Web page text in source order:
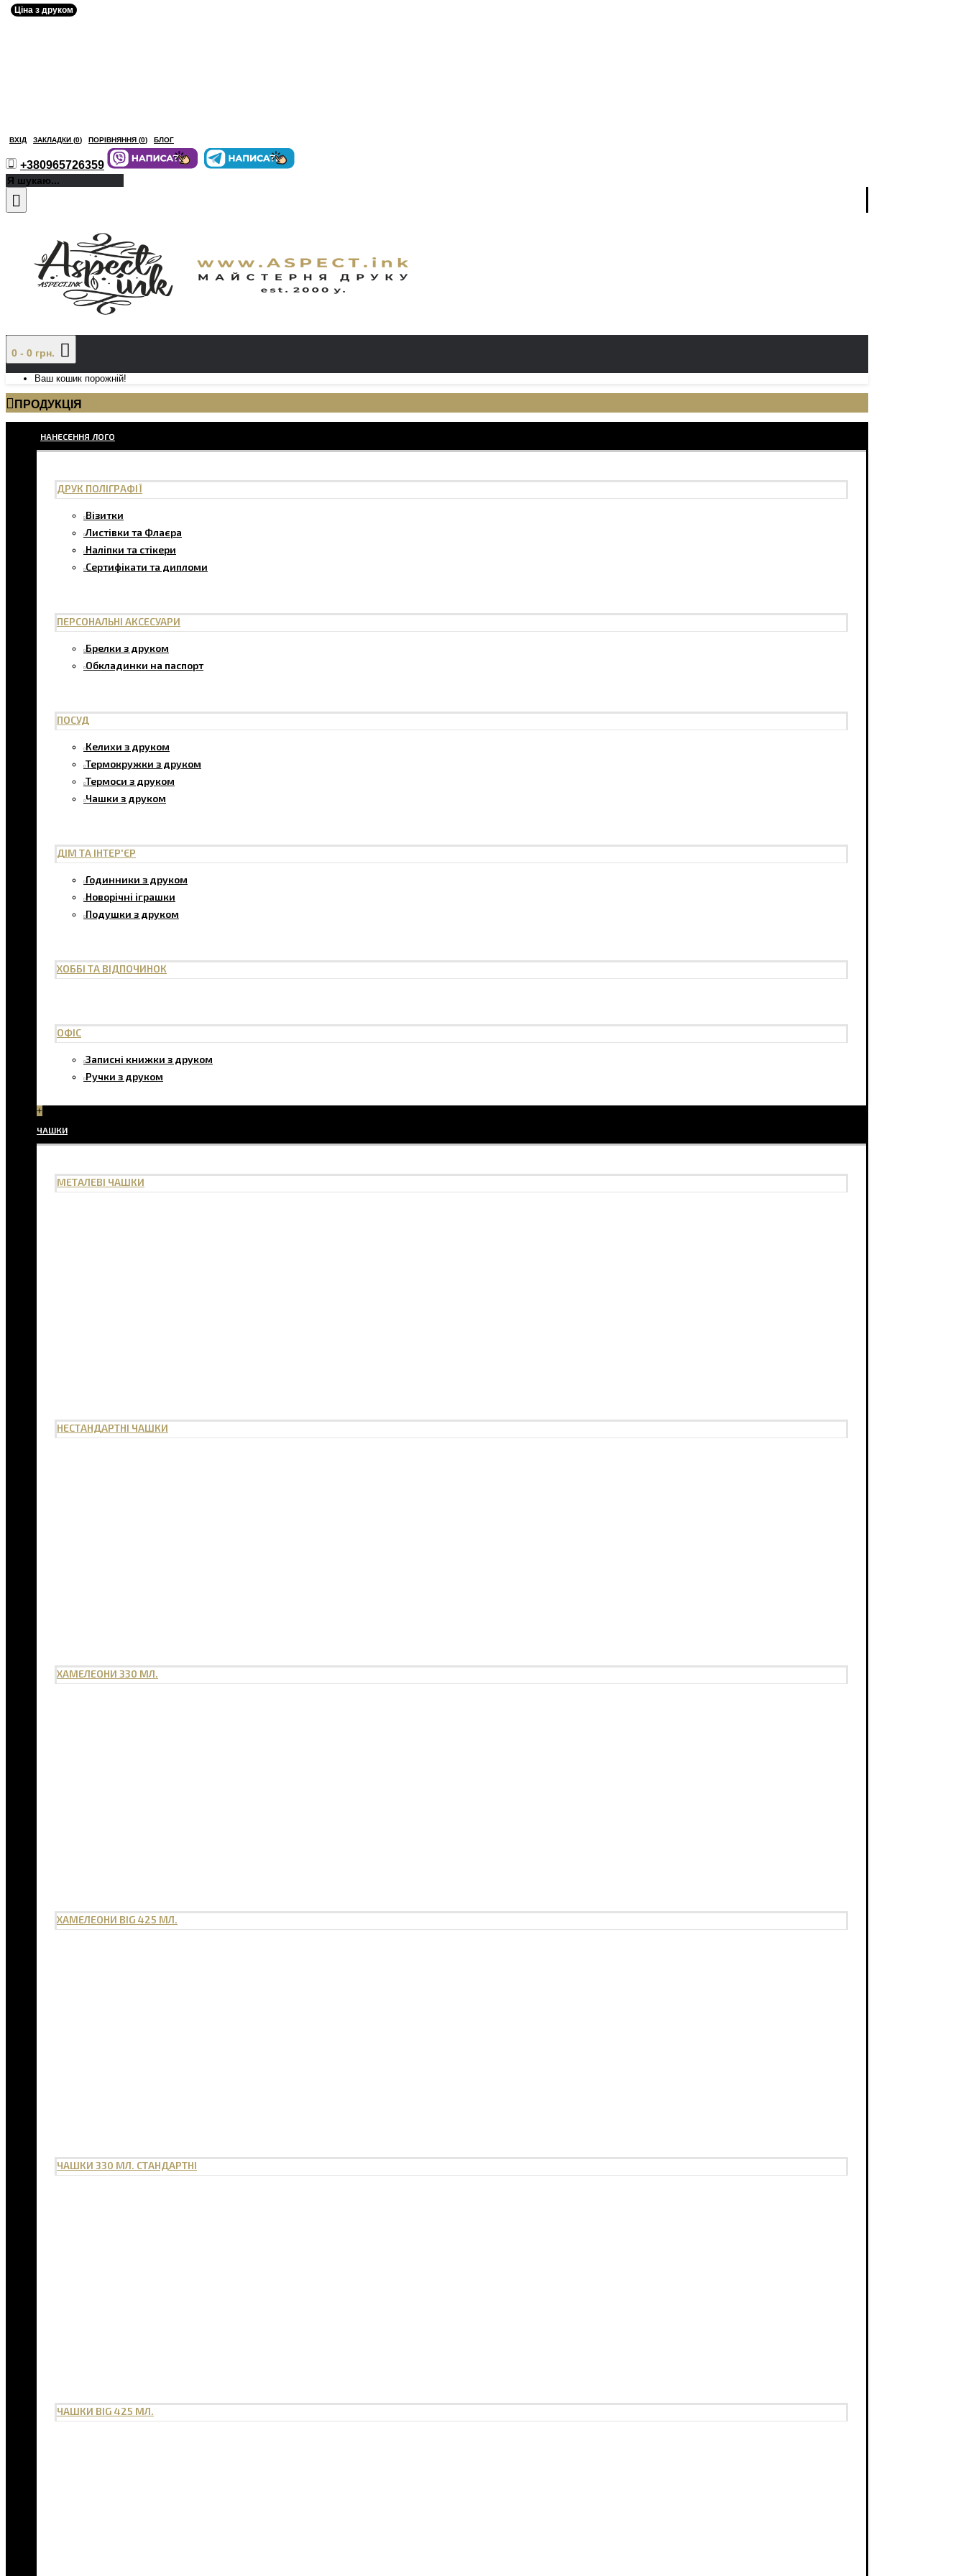
ВХІД ЗАКЛАДКИ (0) ПОРІВНЯННЯ (0) БЛОГ
+380965726359
0 - 0 грн.
Ваш кошик порожній!
ПРОДУКЦІЯ
НАНЕСЕННЯ ЛОГО
ДРУК ПОЛІГРАФІЇ
Візитки
Листівки та Флаєра
Наліпки та стікери
Сертифікати та дипломи
ПЕРСОНАЛЬНІ АКСЕСУАРИ
Брелки з друком
Обкладинки на паспорт
ПОСУД
Келихи з друком
Термокружки з друком
Термоси з друком
Чашки з друком
ДІМ ТА ІНТЕР'ЄР
Годинники з друком
Новорічні іграшки
Подушки з друком
ХОББІ ТА ВІДПОЧИНОК
ОФІС
Записні книжки з друком
Ручки з друком
+
ЧАШКИ
МЕТАЛЕВІ ЧАШКИ
НЕСТАНДАРТНІ ЧАШКИ
ХАМЕЛЕОНИ 330 МЛ.
ХАМЕЛЕОНИ BIG 425 МЛ.
ЧАШКИ 330 МЛ. СТАНДАРТНІ
ЧАШКИ BIG 425 МЛ.
Ціна з друком